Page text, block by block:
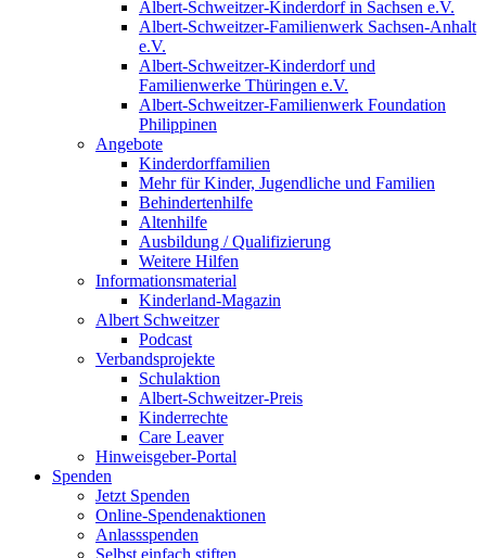
Albert-Schweitzer-Kinderdorf in Sachsen e.V.
Albert-Schweitzer-Familienwerk Sachsen-Anhalt
e.V.
Albert-Schweitzer-Kinderdorf und
Familienwerke Thüringen e.V.
Albert-Schweitzer-Familienwerk Foundation
Philippinen
Angebote
Kinderdorffamilien
Mehr für Kinder, Jugendliche und Familien
Behindertenhilfe
Altenhilfe
Ausbildung / Qualifizierung
Weitere Hilfen
Informationsmaterial
Kinderland-Magazin
Albert Schweitzer
Podcast
Verbandsprojekte
Schulaktion
Albert-Schweitzer-Preis
Kinderrechte
Care Leaver
Hinweisgeber-Portal
Spenden
Jetzt Spenden
Online-Spendenaktionen
Anlassspenden
Selbst einfach stiften